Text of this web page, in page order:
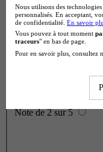
Note de 2 sur 5
Nous utilisons des
personnalisés. En acceptant,
de confidentialité. En savoir
Vous pouvez à tout moment
traceurs" en bas de page.
Pour en savoir plus, consultez